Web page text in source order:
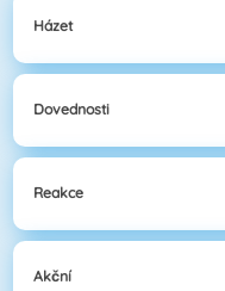
Házet
Dovednosti
Reakce
Akční